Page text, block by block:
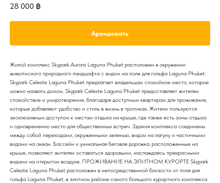
28 000 ฿
Арендовать
Жилой комплекс Skypark Aurora Laguna Phuket расположен в окружении
живописного природного ландшафта с видом на поле для гольфа Laguna Phuket.
Skypark Celeste Laguna Phuket предлагает владельцам спокойное место, которое
можно назвать домом. Skypark Celeste Laguna Phuket предоставляет жителям
спокойствие и умиротворение, благодаря доступным квартирам для проживания,
которые добавляют удобство и стиль в жизнь в тропиках. Жители пользуются
эксклюзивным доступом к местам отдыха на крыше, где также есть зоны отдыха
и одновременно место для общественных встреч. Здания комплекса соединены
между собой переходами, окруженными зеленью, видом на лагуну и частичными
видами на океан. Бассейн и уникальная беговая дорожка, расположенные на
крыше, позволяют жителям оставаться здоровыми, наслаждаясь прекрасными
видами на открытом воздухе. ПРОЖИВАНИЕ НА ЭЛИТНОМ КУРОРТЕ Skypark
Celeste Laguna Phuket расположен в непосредственной близости от поля для
гольфа Laguna Phuket, в элитном районе самого большого курортного комплекса